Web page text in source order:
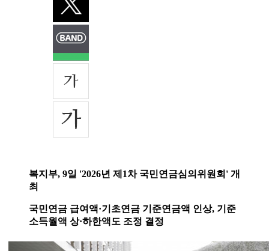
복지부, 9일 '2026년 제1차 국민연금심의위원회' 개
최
국민연금 급여액·기초연금 기준연금액 인상, 기준
소득월액 상·하한액도 조정 결정